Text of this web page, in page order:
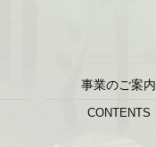
事業のご案内
CONTENTS